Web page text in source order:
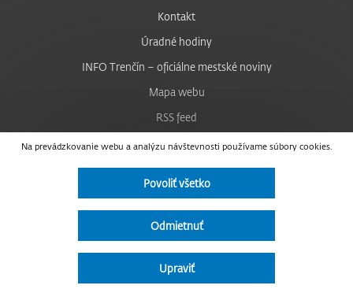
Na prevádzkovanie webu a analýzu návštevnosti používame súbory cookies.
Povoliť všetko
Odmietnuť
Upraviť
Kontakt
Úradné hodiny
INFO Trenčín – oficiálne mestské noviny
Mapa webu
RSS feed
Nastavenie cookies
Facebook
Instagram
Vyhlásenie o prístupnosti